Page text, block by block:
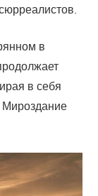
в
в себя
Мироздание